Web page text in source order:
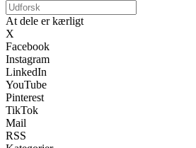
At dele er kærligt
X
Facebook
Instagram
LinkedIn
YouTube
Pinterest
TikTok
Mail
RSS